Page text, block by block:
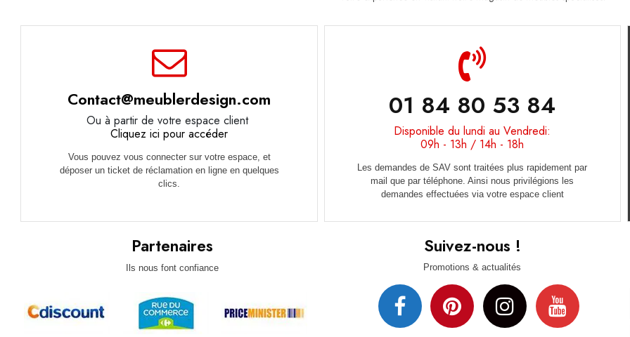
Contact@meublerdesign.com
Ou à partir de votre espace client
Cliquez ici pour accéder
Vous pouvez vous connecter sur votre espace, et
déposer un ticket de réclamation en ligne en quelques
clics.
01 84 80 53 84
Disponible du lundi au Vendredi:
09h - 13h / 14h - 18h
Les demandes de SAV sont traitées plus rapidement par
mail que par téléphone. Ainsi nous privilégions les
demandes effectuées via votre espace client
Partenaires
Ils nous font confiance
Suivez-nous !
Promotions & actualités